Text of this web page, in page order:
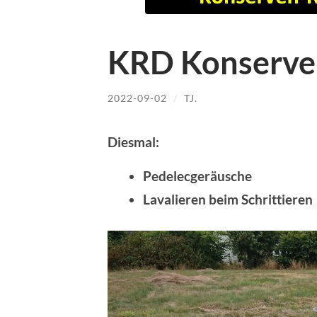
KRD
2022-09-02 / TJ.
Diesmal:
Pedelecgeräusche
Lavalieren beim Schrittieren